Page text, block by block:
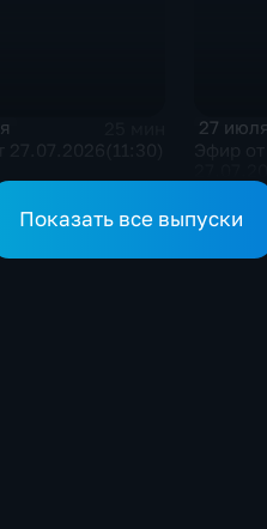
27 июля
Показать все выпуски